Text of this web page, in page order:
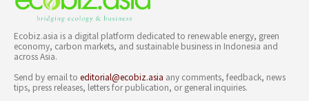
Ecobiz.asia is a digital platform dedicated to renewable energy, green
economy, carbon markets, and sustainable business in Indonesia and
across Asia.
Send by email to editorial@ecobiz.asia any comments, feedback, news
tips, press releases, letters for publication, or general inquiries.